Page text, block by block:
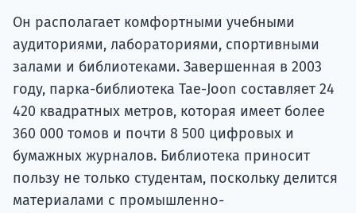
Он располагает комфортными учебными
аудиториями, лабораториями, спортивными
залами и библиотеками. Завершенная в 2003
году, парка-библиотека Tae-Joon составляет 24
420 квадратных метров, которая имеет более
360 000 томов и почти 8 500 цифровых и
бумажных журналов. Библиотека приносит
пользу не только студентам, поскольку делится
материалами с промышленно-